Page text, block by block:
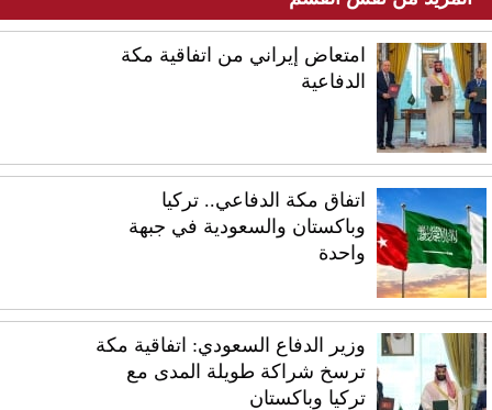
امتعاض إيراني من اتفاقية مكة
الدفاعية
اتفاق مكة الدفاعي.. تركيا
وباكستان والسعودية في جبهة
واحدة
وزير الدفاع السعودي: اتفاقية مكة
ترسخ شراكة طويلة المدى مع
تركيا وباكستان